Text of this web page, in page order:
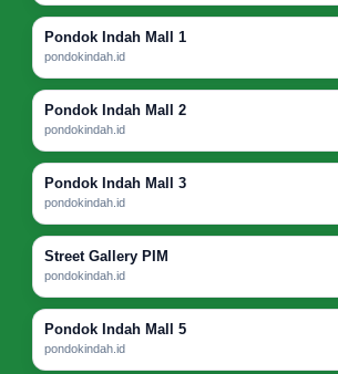
Pondok Indah Mall 1
pondokindah.id
Pondok Indah Mall 2
pondokindah.id
Pondok Indah Mall 3
pondokindah.id
Street Gallery PIM
pondokindah.id
Pondok Indah Mall 5
pondokindah.id